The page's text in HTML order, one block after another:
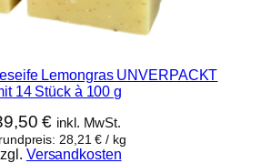
Lemongras UNVERPACKT
14 Stück à 100 g
€ inkl. MwSt.
28,21€ / kg
Versandkosten